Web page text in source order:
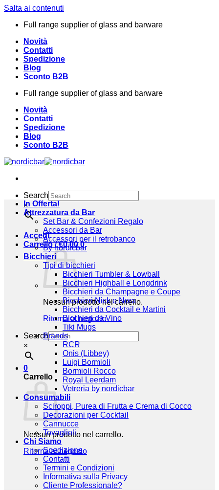
Salta ai contenuti
Full range supplier of glass and barware
Novità
Contatti
Spedizione
Blog
Sconto B2B
Full range supplier of glass and barware
Novità
Contatti
Spedizione
Blog
Sconto B2B
Search
×
Accedi
Carrello /€0,00 0
Nessun prodotto nel carrello.
Ritorna al negozio
Search
×
0
Carrello
Nessun prodotto nel carrello.
Ritorna al negozio
In Offerta!
Attrezzatura da Bar
Set Bar & Confezioni Regalo
Accessori da Bar
Accessori per il retrobanco
By nordicbar
Bicchieri
Tipi di bicchieri
Bicchieri Tumbler & Lowball
Bicchieri Highball e Longdrink
Bicchieri da Champagne e Coupe
Bicchieri Nick e Nora
Bicchieri da Cocktail e Martini
Bicchieri da Vino
Tiki Mugs
Brands
RCR
Onis (Libbey)
Luigi Bormioli
Bormioli Rocco
Royal Leerdam
Vetreria by nordicbar
Consumabili
Sciroppi, Purea di Frutta e Crema di Cocco
Decorazioni per Cocktail
Cannucce
Tovaglioli
Chi Siamo
Spedizione
Contatti
Termini e Condizioni
Informativa sulla Privacy
Cliente Professionale?